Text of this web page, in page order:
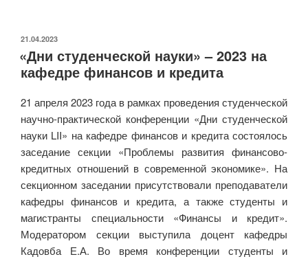
на
конференции»
ОПУБЛИКОВАНО
21.04.2023
«Дни студенческой науки» – 2023 на
кафедре финансов и кредита
21 апреля 2023 года в рамках проведения студенческой
научно-практической конференции «Дни студенческой
науки LII» на кафедре финансов и кредита состоялось
заседание секции «Проблемы развития финансово-
кредитных отношений в современной экономике». На
секционном заседании присутствовали преподаватели
кафедры финансов и кредита, а также студенты и
магистранты специальности «Финансы и кредит».
Модератором секции выступила доцент кафедры
Кадовба Е.А. Во время конференции студенты и